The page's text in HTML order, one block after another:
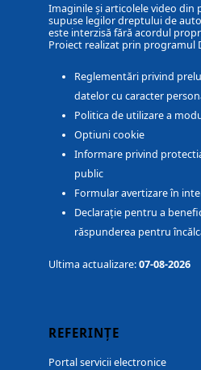
Imaginile și articolele video din
supuse legilor dreptului de
este interzisă fără acordul
Proiect realizat prin programul
Reglementări privind
datelor cu caracter
Politica de utilizare a
Optiuni cookie
Informare privind
public
Formular avertizare în
Declarație pentru a
răspunderea pentru
Ultima actualizare:07-08-2026
REFERINȚE
Portal servicii electronice